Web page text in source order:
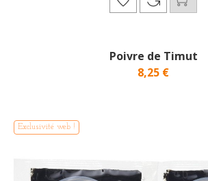
Poivre de Timut
8,25 €
Exclusivité web !